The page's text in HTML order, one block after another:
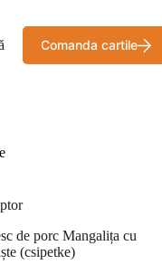
Comanda cartile
de porc Mangalița cu
(csipetke)